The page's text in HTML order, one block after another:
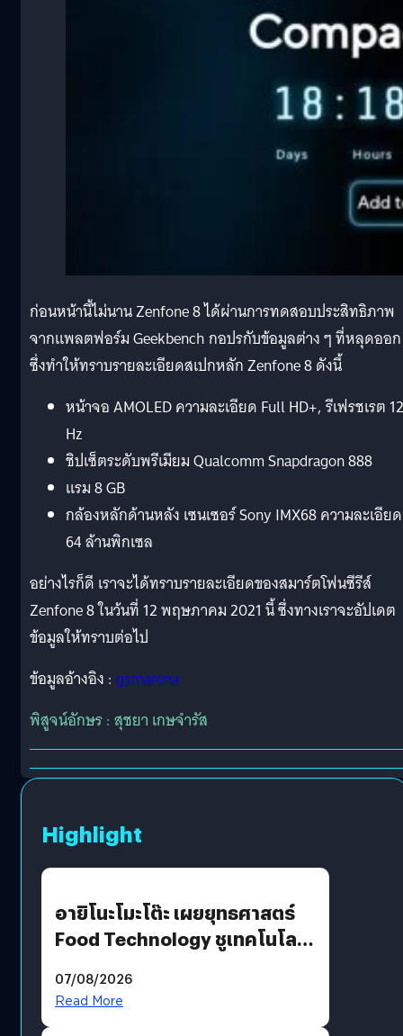
ก่อนหน้านี้ไม่นาน Zenfone 8 ได้ผ่านการทดสอบประสิทธิภาพ
จากแพลตฟอร์ม Geekbench กอปรกับข้อมูลต่าง ๆ ที่หลุดออก
ซึ่งทำให้ทราบรายละเอียดสเปกหลัก Zenfone 8 ดังนี้
หน้าจอ AMOLED ความละเอียด Full HD+, รีเฟรชเรต
Hz
ชิปเซ็ตระดับพรีเมียม Qualcomm Snapdragon 888
แรม 8 GB
กล้องหลักด้านหลัง เซนเซอร์ Sony IMX68 ความละเอียด
64 ล้านพิกเซล
อย่างไรก็ดี เราจะได้ทราบรายละเอียดของสมาร์ตโฟนซีรีส์
Zenfone 8 ในว้นที่ 12 พฤษภาคม 2021 นี้ ซึ่งทางเราจะอัปเดต
ข้อมูลให้ทราบต่อไป
ข้อมูลอ้างอิง : gsmarena
พิสูจน์อักษร : สุชยา เกษจำรัส
Highlight
อายิโนะโมะโต๊ะ เผยยุทธศาสตร์
Food Technology ชูเทคโนโลยี
บริโภคและ B2B
07/08/2026
Read More